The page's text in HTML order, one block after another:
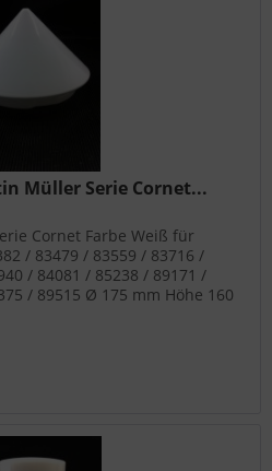
Müller Serie Cornet...
Cornet Farbe Weiß für
/ 83479 / 83559 / 83716 /
/ 84081 / 85238 / 89171 /
/ 89515 Ø 175 mm Höhe 160